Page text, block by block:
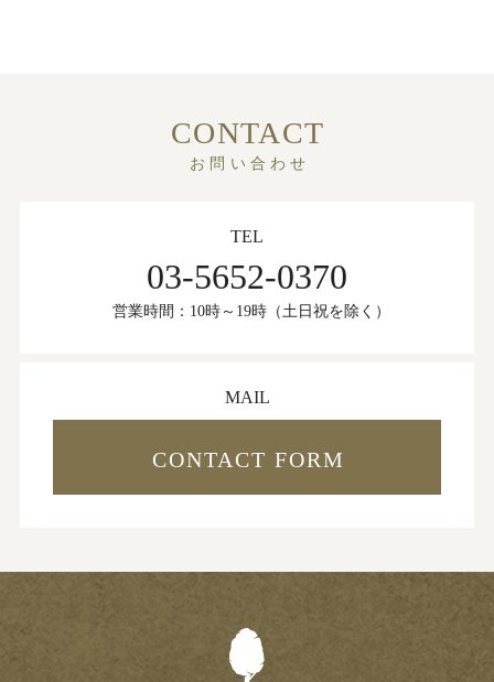
CONTACT
お問い合わせ
TEL
03-5652-0370
営業時間：10時～19時（土日祝を除く）
MAIL
CONTACT FORM